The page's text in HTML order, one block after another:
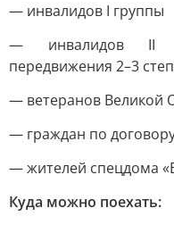
— инвалидов I группы
— инвалидов II
передвижения 2–3
— ветеранов Великой
— граждан по
— жителей спецдома
Куда можно поехать: